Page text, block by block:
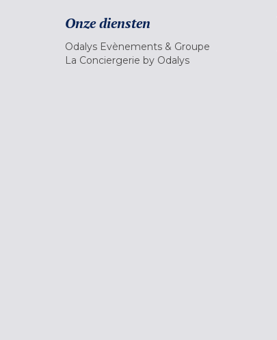
Onze diensten
Odalys Evènements & Groupe
La Conciergerie by Odalys